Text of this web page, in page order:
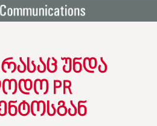
ᲠᲐᲡᲐᲪ ᲣᲜᲓᲐ
PR